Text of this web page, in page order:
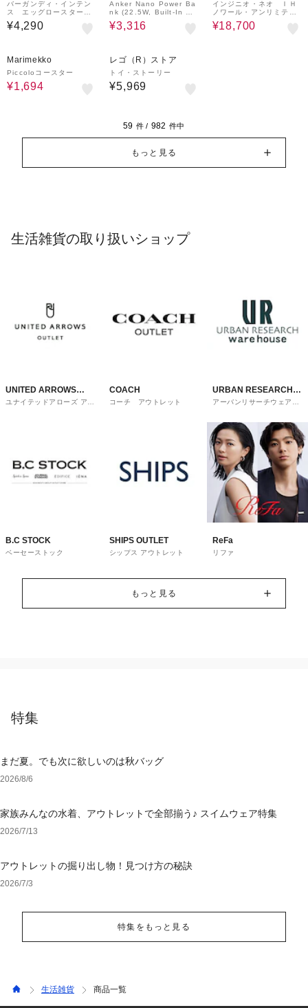
バーガンディ・インテン
ス エッグロースター
１２ｘ１８ｃｍ
¥4,290
Anker Nano Power Ba
nk (22.5W, Built-In US
B-C Connector)
¥3,316
インジニオ・ネオ ＩＨ
ノワール・アンリミテッ
ド セット９
¥18,700
Marimekko
Piccoloコースター
¥1,694
レゴ（R）ストア
トイ・ストーリー
¥5,969
59 件 / 982 件中
もっと見る
生活雑貨の取り扱いショップ
UNITED ARROWS
OUTLET
ユナイテッドアローズ アウ
COACH
コーチ アウトレット
URBAN RESEARCH
ware house
アーバンリサーチウェアハ
B.C STOCK
ベーセーストック
SHIPS OUTLET
シップス アウトレット
ReFa
リファ
もっと見る
特集
まだ夏。でも次に欲しいのは秋バッグ
2026/8/6
家族みんなの水着、アウトレットで全部揃う♪ スイムウェア特集
2026/7/13
アウトレットの掘り出し物！見つけ方の秘訣
2026/7/3
特集をもっと見る
生活雑貨 商品一覧